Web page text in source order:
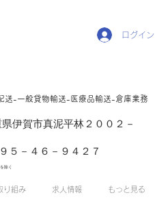
ログイン
送-一般貸物輸送-医療品輸送-倉庫業務
伊賀市真泥平林２００２－
－４６－９４２７
除く
り組み 求人情報 もっと見る